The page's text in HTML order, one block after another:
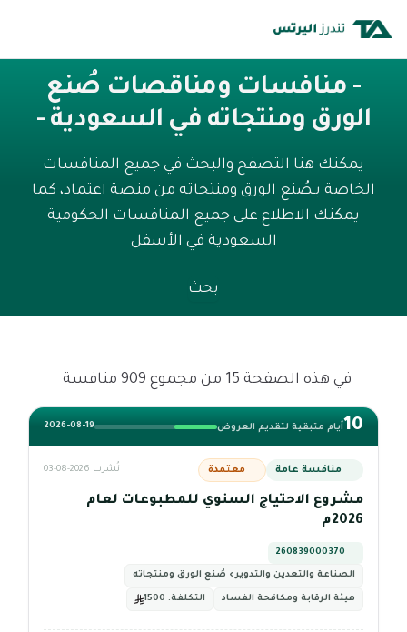
- منافسات ومناقصات صُنع
الورق ومنتجاته في السعودية -
يمكنك هنا التصفح والبحث في جميع المنافسات
الخاصة بـصُنع الورق ومنتجاته من منصة اعتماد، كما
يمكنك الاطلاع على جميع المنافسات الحكومية
السعودية في الأسفل
بحث
في هذه الصفحة 15 من مجموع 909 منافسة
10أيام متبقية لتقديم العروض 2026-08-19
منافسة عامة معتمدة نُشرت 2026-08-03
مشروع الاحتياج السنوي للمطبوعات لعام
2026م
260839000370
الصناعة والتعدين والتدوير › صُنع الورق ومنتجاته
هيئة الرقابة ومكافحة الفساد التكلفة: